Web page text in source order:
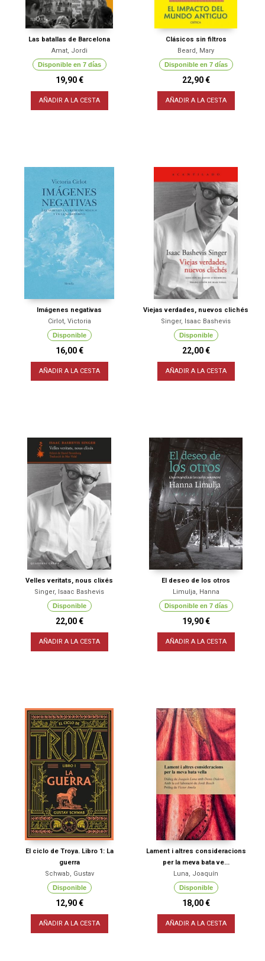
Las batallas de Barcelona
Amat, Jordi
Disponible en 7 días
19,90 €
AÑADIR A LA CESTA
Clásicos sin filtros
Beard, Mary
Disponible en 7 días
22,90 €
AÑADIR A LA CESTA
Imágenes negativas
Cirlot, Victoria
Disponible
16,00 €
AÑADIR A LA CESTA
Viejas verdades, nuevos clichés
Singer, Isaac Bashevis
Disponible
22,00 €
AÑADIR A LA CESTA
Velles veritats, nous clixés
Singer, Isaac Bashevis
Disponible
22,00 €
AÑADIR A LA CESTA
El deseo de los otros
Limulja, Hanna
Disponible en 7 días
19,90 €
AÑADIR A LA CESTA
El ciclo de Troya. Libro 1: La
guerra
Schwab, Gustav
Disponible
12,90 €
AÑADIR A LA CESTA
Lament i altres consideracions
per la meva bata ve...
Luna, Joaquín
Disponible
18,00 €
AÑADIR A LA CESTA